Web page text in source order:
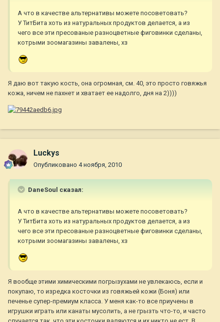
А что в качестве альтернативы можете посоветовать?
У ТитБита хоть из натуральных продуктов делается, а из
чего все эти пресованые разноцветные фиговинки сделаны,
котрыми зоомагазины завалены, хз
Я даю вот такую кость, она огромная, см. 40, это просто говяжья
кожа, ничем не пахнет и хватает ее надолго, дня на 2))))
Luckys
Опубликовано 4 ноября, 2010
DaneSoul сказал:
А что в качестве альтернативы можете посоветовать?
У ТитБита хоть из натуральных продуктов делается, а из
чего все эти пресованые разноцветные фиговинки сделаны,
котрыми зоомагазины завалены, хз
Я вообще этими химическими погрызухами не увлекаюсь, если и
покупаю, то изредка косточки из говяжьей кожи (Боня) или
печенье супер-премиум класса. У меня как-то все приучены в
игрушки играть или канаты мусолить, а не грызть что-то, и часто